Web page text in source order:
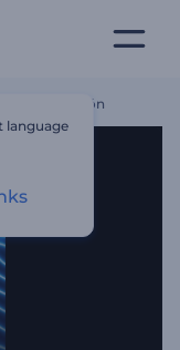
De Neón
language